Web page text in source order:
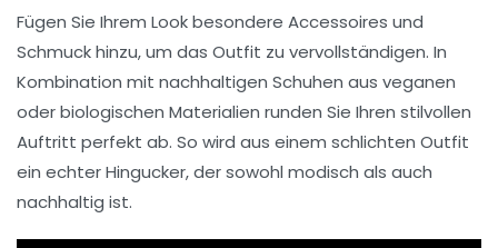
Fügen Sie Ihrem Look besondere Accessoires und
Schmuckhinzu, um das Outfit zu vervollständigen. In
Kombination mit nachhaltigen Schuhen aus veganen
oderbiologischen Materialien runden Sie Ihren stilvollen
Auftritt perfekt ab. So wird aus einem schlichten Outfit
ein echter Hingucker, der sowohl modisch als auch
nachhaltig ist.